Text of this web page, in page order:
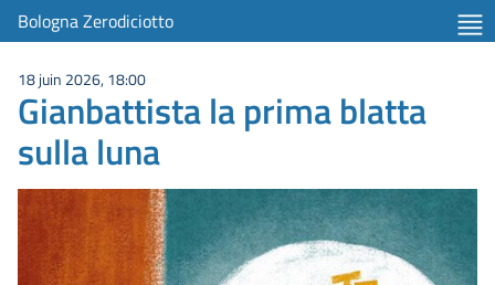
Bologna Zerodiciotto
18 juin 2026, 18:00
Gianbattista la prima blatta
sulla luna